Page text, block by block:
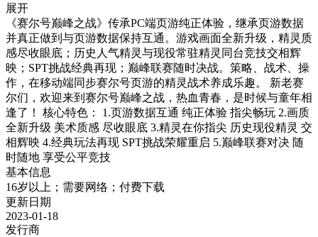
展开
《赛尔号巅峰之战》传承PC端页游纯正体验，继承页游数据
并真正做到与页游数据保持互通。游戏画面全新升级，精灵质
感尽收眼底；历史人气精灵与现役常驻精灵同台竞技交相辉
映；SPT挑战经典再现；巅峰联赛随时决战。策略、战术、操
作，在移动端同步赛尔号页游的精灵战术养成乐趣。 新老赛
尔们，欢迎来到赛尔号巅峰之战，热血青春，是时候与童年相
逢了！ 核心特色： 1.页游数据互通 纯正体验 指尖畅玩 2.画质
全新升级 美术质感 尽收眼底 3.精灵在你指尖 历史现役精灵 交
相辉映 4.经典玩法再现 SPT挑战荣耀重启 5.巅峰联赛对决 随
时随地 享受公平竞技
基本信息
16岁以上；需要网络；付费下载
更新日期
2023-01-18
发行商